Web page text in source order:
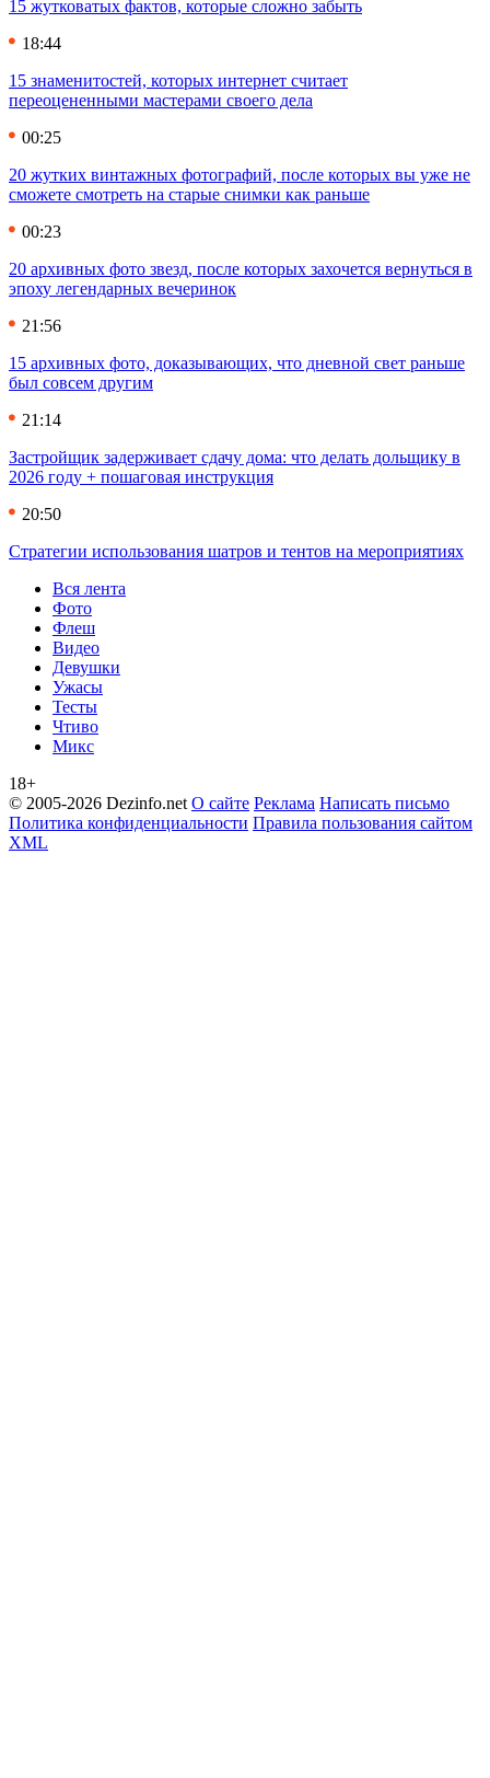
15 жутковатых фактов, которые сложно забыть
18:44
15 знаменитостей, которых интернет считает
переоцененными мастерами своего дела
00:25
20 жутких винтажных фотографий, после которых вы уже не
сможете смотреть на старые снимки как раньше
00:23
20 архивных фото звезд, после которых захочется вернуться в
эпоху легендарных вечеринок
21:56
15 архивных фото, доказывающих, что дневной свет раньше
был совсем другим
21:14
Застройщик задерживает сдачу дома: что делать дольщику в
2026 году + пошаговая инструкция
20:50
Стратегии использования шатров и тентов на мероприятиях
Вся лента
Фото
Флеш
Видео
Девушки
Ужасы
Тесты
Чтиво
Микс
18+
© 2005-2026 Dezinfo.net О сайте Реклама Написать письмо
Политика конфиденциальности Правила пользования сайтом
XML